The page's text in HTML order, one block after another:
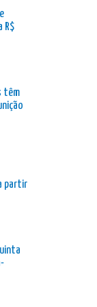
R$
têm
partir